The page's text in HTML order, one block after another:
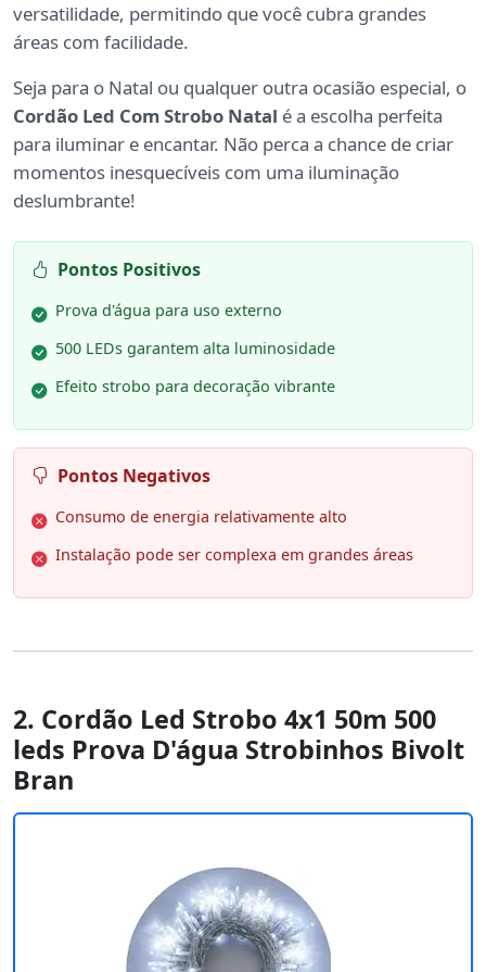
versatilidade, permitindo que você cubra grandes
áreas com facilidade.
Seja para o Natal ou qualquer outra ocasião especial, o
Cordão Led Com Strobo Natal é a escolha perfeita
para iluminar e encantar. Não perca a chance de criar
momentos inesquecíveis com uma iluminação
deslumbrante!
Pontos Positivos
Prova d'água para uso externo
500 LEDs garantem alta luminosidade
Efeito strobo para decoração vibrante
Pontos Negativos
Consumo de energia relativamente alto
Instalação pode ser complexa em grandes áreas
2. Cordão Led Strobo 4x1 50m 500
leds Prova D'água Strobinhos Bivolt
Bran